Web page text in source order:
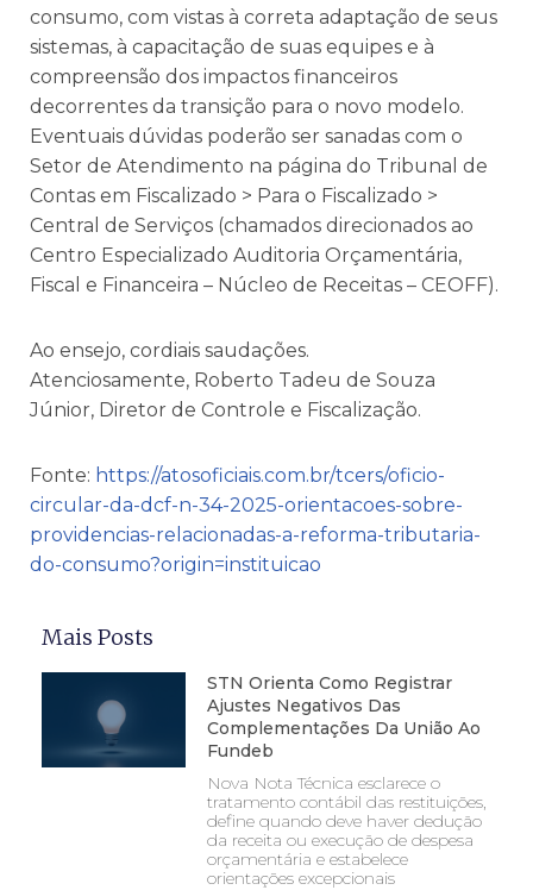
consumo, com vistas à correta adaptação de seus
sistemas, à capacitação de suas equipes e à
compreensão dos impactos financeiros
decorrentes da transição para o novo modelo.
Eventuais dúvidas poderão ser sanadas com o
Setor de Atendimento na página do Tribunal de
Contas em Fiscalizado > Para o Fiscalizado >
Central de Serviços (chamados direcionados ao
Centro Especializado Auditoria Orçamentária,
Fiscal e Financeira – Núcleo de Receitas – CEOFF).
Ao ensejo, cordiais saudações.
Atenciosamente, Roberto Tadeu de Souza
Júnior, Diretor de Controle e Fiscalização.
Fonte: https://atosoficiais.com.br/tcers/oficio-
circular-da-dcf-n-34-2025-orientacoes-sobre-
providencias-relacionadas-a-reforma-tributaria-
do-consumo?origin=instituicao
Mais Posts
STN Orienta Como Registrar
Ajustes Negativos Das
Complementações Da União Ao
Fundeb
Nova Nota Técnica esclarece o
tratamento contábil das restituições,
define quando deve haver dedução
da receita ou execução de despesa
orçamentária e estabelece
orientações excepcionais